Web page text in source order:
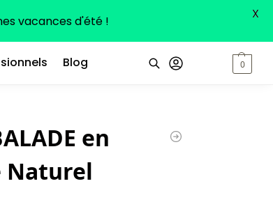
Blog 0
en
Naturel
vacances d'été ! X